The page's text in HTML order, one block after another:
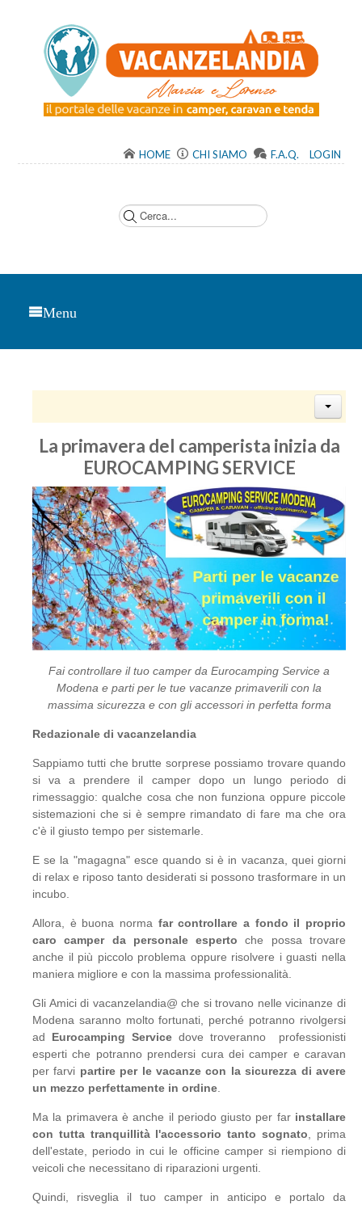
HOME CHI SIAMO F.A.Q. LOGIN
Menu
La primavera del camperista inizia da
EUROCAMPING SERVICE
Fai controllare il tuo camper da Eurocamping Service a
Modena e parti per le tue vacanze primaverili con la
massima sicurezza e con gli accessori in perfetta forma
Redazionale di vacanzelandia
Sappiamo tutti che brutte sorprese possiamo trovare quando
si va a prendere il camper dopo un lungo periodo di
rimessaggio: qualche cosa che non funziona oppure piccole
sistemazioni che si è sempre rimandato di fare ma che ora
c'è il giusto tempo per sistemarle.
E se la "magagna" esce quando si è in vacanza, quei giorni
di relax e riposo tanto desiderati si possono trasformare in un
incubo.
Allora, è buona norma far controllare a fondo il proprio
caro camper da personale esperto che possa trovare
anche il più piccolo problema oppure risolvere i guasti nella
maniera migliore e con la massima professionalità.
Gli Amici di vacanzelandia@ che si trovano nelle vicinanze di
Modena saranno molto fortunati, perché potranno rivolgersi
ad Eurocamping Service dove troveranno professionisti
esperti che potranno prendersi cura dei camper e caravan
per farvi partire per le vacanze con la sicurezza di avere
un mezzo perfettamente in ordine
Ma la primavera è anche il periodo giusto per far installare
con tutta tranquillità l'accessorio tanto sognato , prima
dell'estate, periodo in cui le officine camper si riempiono di
veicoli che necessitano di riparazioni urgenti.
Quindi, risveglia il tuo camper in anticipo e portalo da